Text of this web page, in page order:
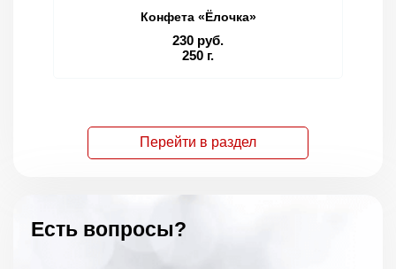
Конфета «Ёлочка»
230 руб.
250 г.
Перейти в раздел
Есть вопросы?